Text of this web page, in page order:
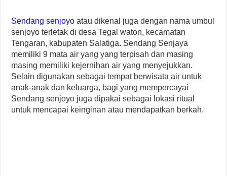
Sendang senjoyo atau dikenal juga dengan nama umbul
senjoyo terletak di desa Tegal waton, kecamatan
Tengaran, kabupaten Salatiga. Sendang Senjaya
memiliki 9 mata air yang yang terpisah dan masing
masing memiliki kejernihan air yang menyejukkan.
Selain digunakan sebagai tempat berwisata air untuk
anak-anak dan keluarga, bagi yang mempercayai
Sendang senjoyo juga dipakai sebagai lokasi ritual
untuk mencapai keinginan atau mendapatkan berkah.